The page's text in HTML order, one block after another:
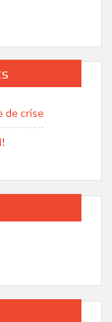
de crise